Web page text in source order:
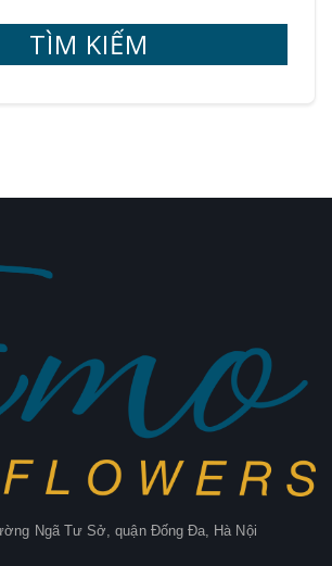
TÌM KIẾM
Ngã Tư Sở, quận Đống Đa, Hà Nội